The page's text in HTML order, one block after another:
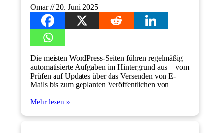
Omar 20. Juni 2025
Die meisten WordPress-Seiten führen regelmäßig
automatisierte Aufgaben im Hintergrund aus – vom
Prüfen auf Updates über das Versenden von E-
Mails bis zum geplanten Veröffentlichen von
Mehr lesen »